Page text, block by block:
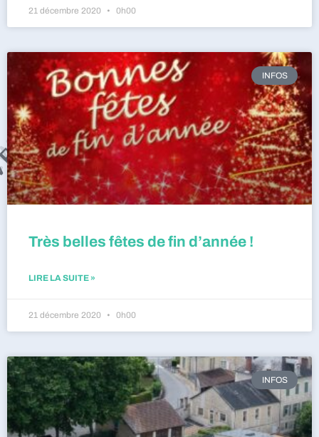
21 décembre 2020 0h00
INFOS
Très belles fêtes de fin d’année !
LIRE LA SUITE »
21 décembre 2020 0h00
INFOS